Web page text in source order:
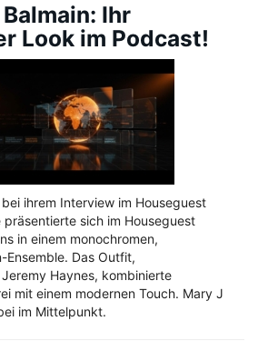
Ihr
Look im Podcast!
ihrem Interview im Houseguest
sich im Houseguest
in einem monochromen,
Ensemble. Das Outfit,
Haynes, kombinierte
mit einem modernen Touch. Mary J
im Mittelpunkt.